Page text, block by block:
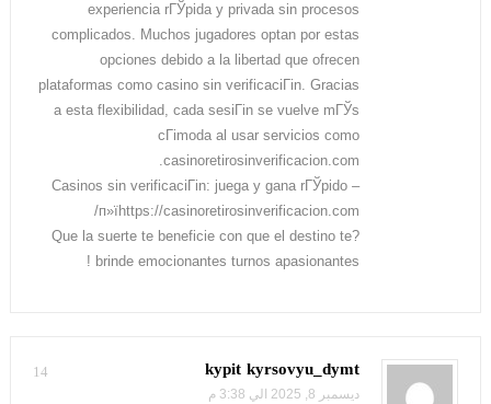
experiencia rГЎpida y privada sin procesos
complicados. Muchos jugadores optan por estas
opciones debido a la libertad que ofrecen
plataformas como casino sin verificaciГіn. Gracias
a esta flexibilidad, cada sesiГіn se vuelve mГЎs
cГіmoda al usar servicios como
casinoretirosinverificacion.com.
Casinos sin verificaciГіn: juega y gana rГЎpido –
п»їhttps://casinoretirosinverificacion.com/
?Que la suerte te beneficie con que el destino te
brinde emocionantes turnos apasionantes !
14 kypit kyrsovyu_dymt
ديسمبر 8, 2025 الي 3:38 م